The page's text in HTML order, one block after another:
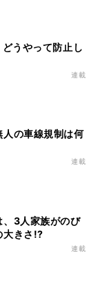
うやって防止し
連載
の車線規制は何
連載
、3人家族がのび
大きさ!?
連載